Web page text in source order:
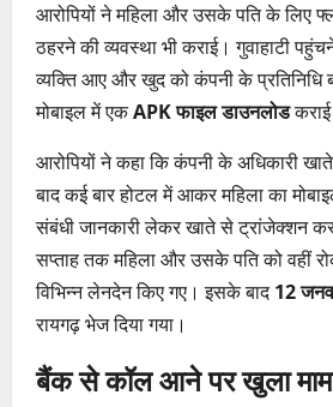
आरोपियों ने महिला और उसके पति के लिए
ठहरने की व्यवस्था भी कराई। गुवाहाटी
व्यक्ति आए और खुद को कंपनी के प्रतिनिधि
मोबाइल में एकAPK फाइल डाउनलोड
आरोपियों ने कहा कि कंपनी के अधिकारी
बाद कई बार होटल में आकर महिला का
संबंधी जानकारी लेकर खाते से ट्रांजेक्शन
सप्ताह तक महिला और उसके पति को वहीं
विभिन्न लेनदेन किए गए। इसके बाद12
रायगढ़ भेज दिया गया।
बैंक से कॉल आने पर खुला